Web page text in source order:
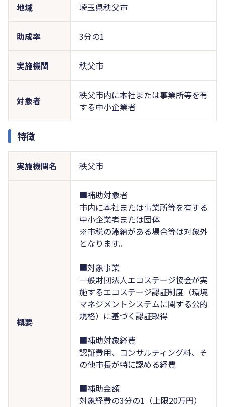
地域 埼玉県秩父市
助成率 3分の1
実施機関 秩父市
対象者
秩父市内に本社または事業所等を有
する中小企業者
特徴
実施機関名 秩父市
概要
■補助対象者
市内に本社または事業所等を有する
中小企業者または団体
※市税の滞納がある場合等は対象外
となります。
■対象事業
一般財団法人エコステージ協会が実
施するエコステージ認証制度（環境
マネジメントシステムに関する公的
規格）に基づく認証取得
■補助対象経費
認証費用、コンサルティング料、そ
の他市長が特に認める経費
■補助金額
対象経費の3分の1（上限20万円）